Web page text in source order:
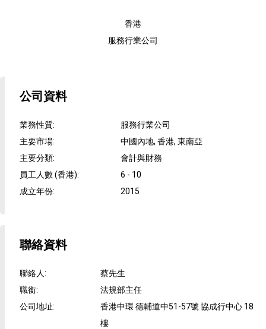
香港
服務行業公司
公司資料
業務性質:
服務行業公司
主要市場:
中國內地, 香港, 東南亞
主要分類:
會計與財務
員工人數 (香港):
6 - 10
成立年份: 2015
聯絡資料
聯絡人:
蔡先生
職銜:
法規部主任
公司地址:
香港中環 德輔道中51-57號 協成行中心 18
樓